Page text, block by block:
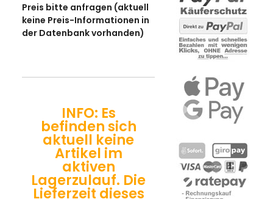
Preis bitte anfragen (aktuell
keine Preis-Informationen in
der Datenbank vorhanden)
INFO: Es
befinden sich
aktuell keine
Artikel im
aktiven
Lagerzulauf. Die
Lieferzeit dieses